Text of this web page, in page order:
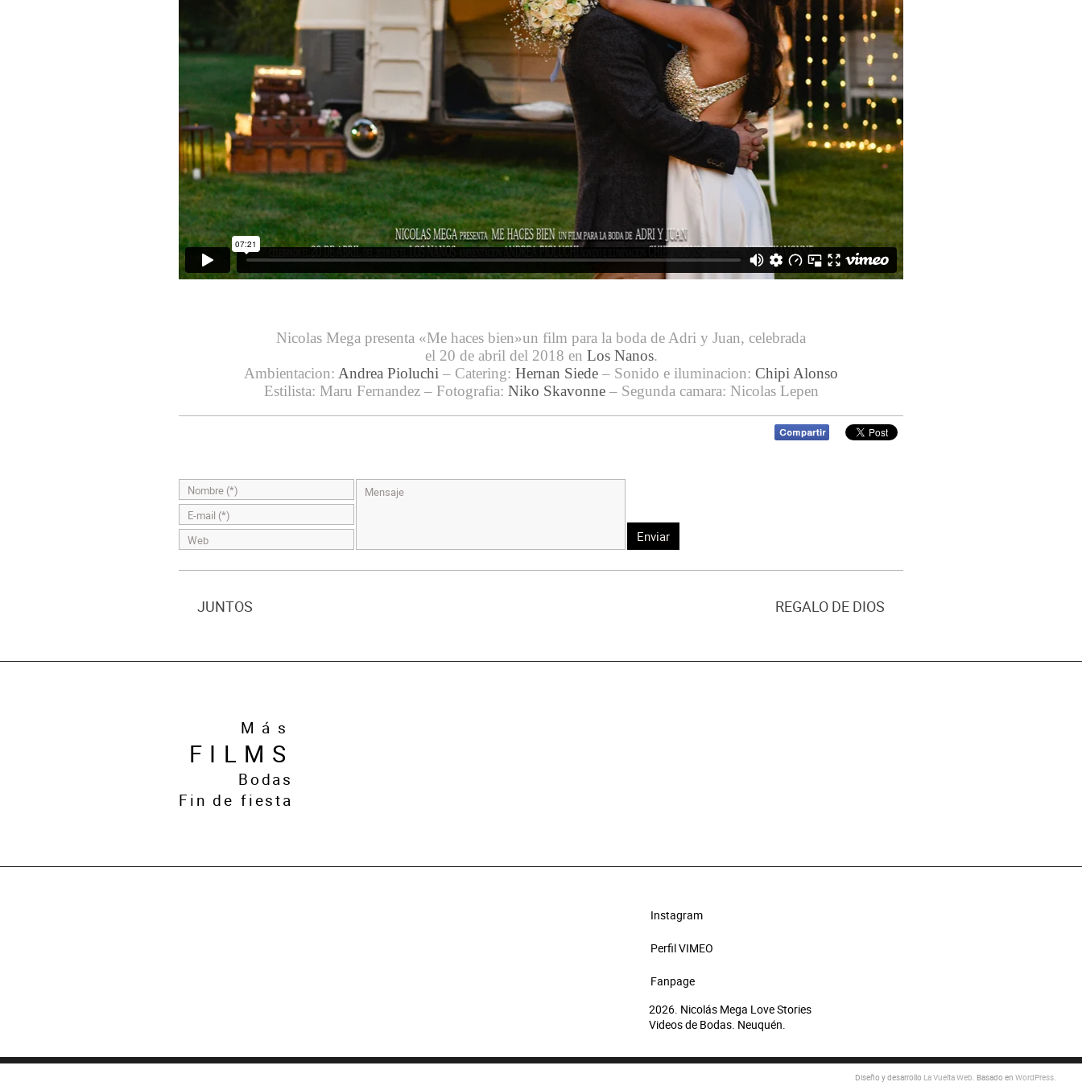
Nicolas Mega presenta «Me haces bien»un film para la boda de Adri y Juan, celebrada
el 20 de abril del 2018 en Los Nanos.
Ambientacion: Andrea Pioluchi – Catering: Hernan Siede – Sonido e iluminacion: Chipi Alonso
Estilista: Maru Fernandez – Fotografia: Niko Skavonne– Segunda camara: Nicolas Lepen
JUNTOS REGALO DE DIOS
Más
FILMS
Bodas
Fin de fiesta
Instagram
Perfil VIMEO
Fanpage
2026. Nicolás Mega Love Stories
Videos de Bodas. Neuquén.
Diseño y desarrollo La Vuelta Web. Basado en WordPress.